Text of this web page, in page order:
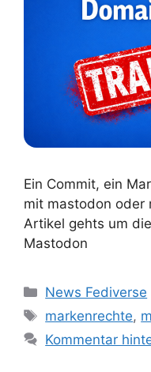
Ein Commit, ein
mit mastodon oder
Artikel gehts um
Mastodon
Kategorien
News Fediverse
Schlagwörter
markenrechte,
Kommentar